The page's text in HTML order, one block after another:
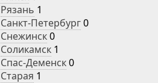
Рязань 1
Санкт-Петербург0
Снежинск0
Соликамск 1
Спас-Деменск0
Старая 1